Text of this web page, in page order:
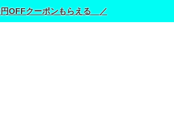
OFFクーポンもらえる ／